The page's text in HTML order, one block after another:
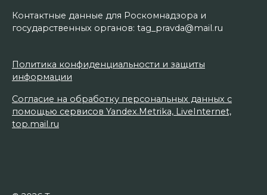
Контактные данные для Роскомнадзора и
государственных органов: tag_pravda@mail.ru
Политика конфиденциальности и защиты
информации
Согласие на обработку персональных данных с
помощью сервисов Yandex.Metrika, LiveInternet,
top.mail.ru